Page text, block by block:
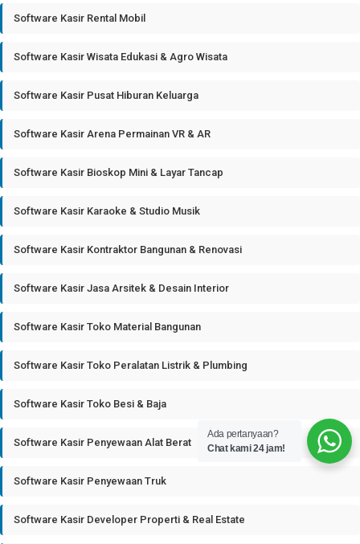
Software Kasir Rental Mobil
Software Kasir Wisata Edukasi & Agro Wisata
Software Kasir Pusat Hiburan Keluarga
Software Kasir Arena Permainan VR & AR
Software Kasir Bioskop Mini & Layar Tancap
Software Kasir Karaoke & Studio Musik
Software Kasir Kontraktor Bangunan & Renovasi
Software Kasir Jasa Arsitek & Desain Interior
Software Kasir Toko Material Bangunan
Software Kasir Toko Peralatan Listrik & Plumbing
Software Kasir Toko Besi & Baja
Software Kasir Penyewaan Alat Berat
Software Kasir Penyewaan Truk
Software Kasir Developer Properti & Real Estate
Ada pertanyaan?
Chat kami 24 jam!